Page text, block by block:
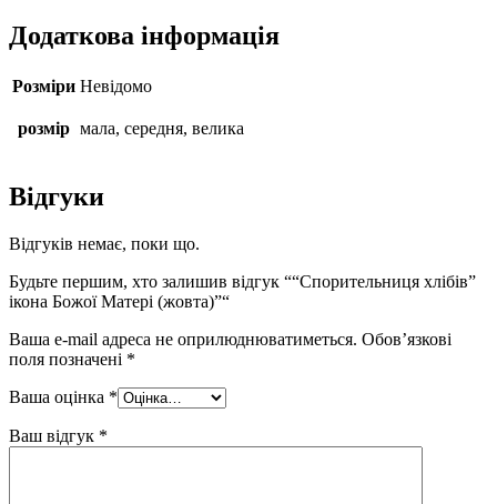
Додаткова інформація
Розміри Невідомо
розмір мала, середня, велика
Відгуки
Відгуків немає, поки що.
Будьте першим, хто залишив відгук ““Спорительниця хлібів”
ікона Божої Матері (жовта)”“
Ваша e-mail адреса не оприлюднюватиметься. Обов’язкові
поля позначені *
Ваша оцінка *
Ваш відгук *